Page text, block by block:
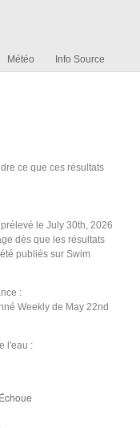
Météo Info Source
ce que ces résultats
le July 30th, 2026
dès que les résultats
publiés sur Swim
:
Weekly de May 22nd
l'eau :